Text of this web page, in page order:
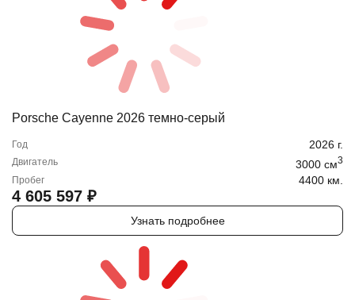
Porsche Cayenne 2026 темно-серый
Год 2026 г.
Двигатель 3000 cм3
Пробег 4400 км.
4 605 597 ₽
Узнать подробнее